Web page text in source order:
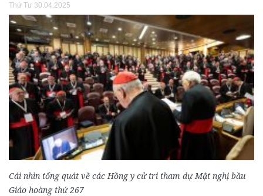
Thứ Tư 30.04.2025
Cái nhìn tổng quát về các Hồng y cử tri tham dự Mật nghị bầu
Giáo hoàng thứ 267